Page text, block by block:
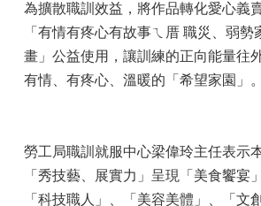
為擴散職訓效益，將作品轉化愛心義
「有情有疼心有故事ㄟ厝 職災、弱勢
畫」公益使用，讓訓練的正向能量往
有情、有疼心、溫暖的「希望家園」。
勞工局職訓就服中心梁偉玲主任表示
「秀技藝、展實力」呈現「美食饗宴
「科技職人」、「美容美體」、「文